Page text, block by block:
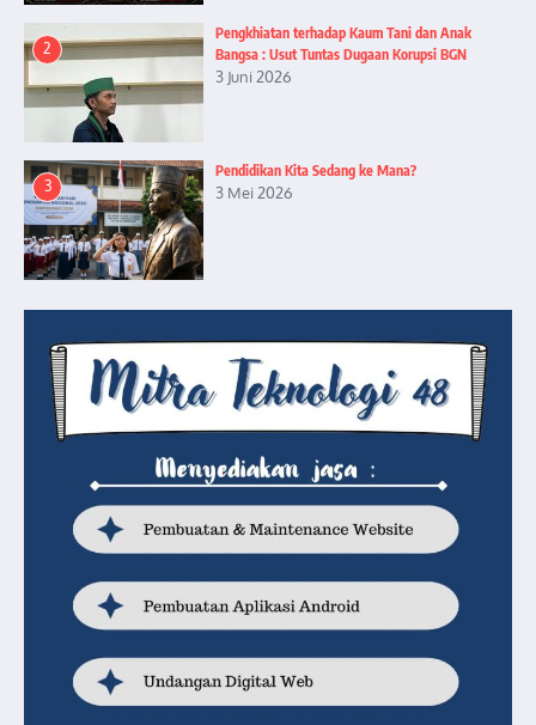
2
Pengkhiatan terhadap Kaum Tani dan Anak
Bangsa : Usut Tuntas Dugaan Korupsi BGN
3 Juni 2026
3
Pendidikan Kita Sedang ke Mana?
3 Mei 2026